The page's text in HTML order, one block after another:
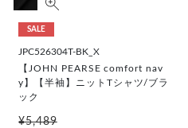
SALE
JPC526304T-BK_X
【JOHN PEARSE comfort nav
y】【半袖】ニットTシャツ/ブラ
ック
¥5,489